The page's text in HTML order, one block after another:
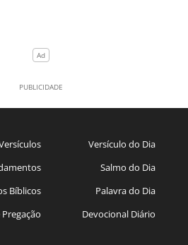
Bíblicos
Versículo do Dia
Salmo do Dia
Palavra do Dia
Devocional Diário